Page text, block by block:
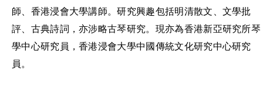
師、香港浸會大學講師。研究興趣包括明清散文、文學批
評、古典詩詞，亦涉略古琴研究。現亦為香港新亞研究所琴
學中心研究員，香港浸會大學中國傳統文化研究中心研究
員。